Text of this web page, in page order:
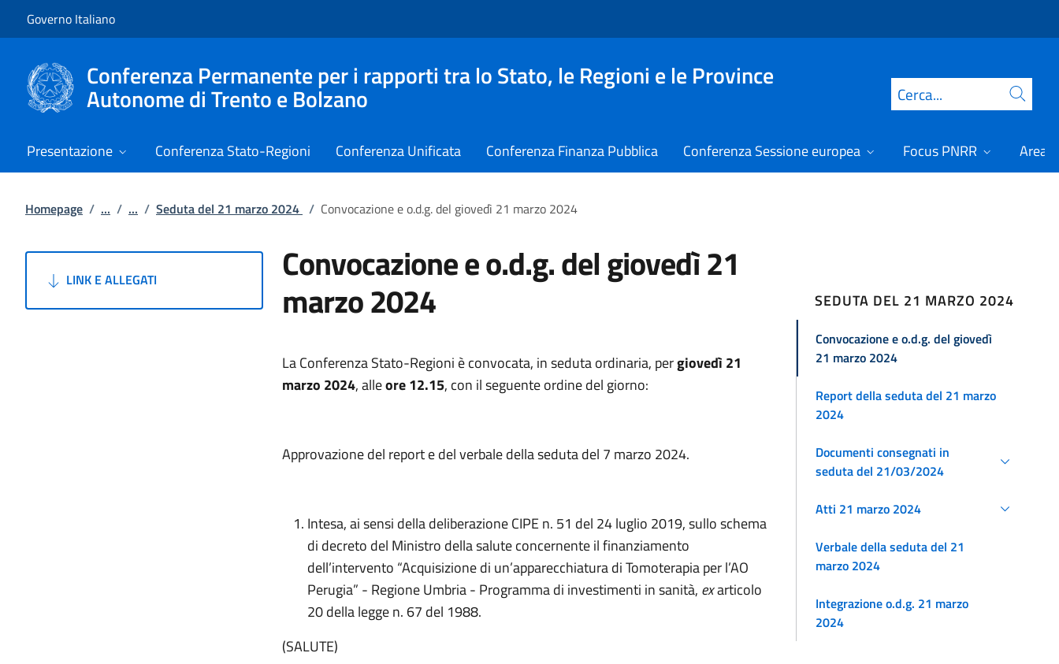
Governo Italiano
Conferenza Permanente per i rapporti tra lo Stato, le Regioni e le Province
Autonome di Trento e Bolzano Cerca
Presentazione Conferenza Stato-Regioni Conferenza Unificata Conferenza Finanza Pubblica Conferenza Sessione europea Focus PNRR Area
Homepage / ... / ... / Seduta del 21 marzo 2024 / Convocazione e o.d.g. del giovedì 21 marzo 2024
LINK E ALLEGATI Convocazione e o.d.g. del giovedì 21
marzo 2024
La Conferenza Stato-Regioni è convocata, in seduta ordinaria, pergiovedì 21
marzo 2024, alleore12.15, con il seguente ordine del giorno:
Approvazione del report e del verbale della seduta del 7 marzo 2024.
Intesa, ai sensi della deliberazione CIPE n. 51 del 24 luglio 2019, sullo schema
di decreto del Ministro della salute concernente il finanziamento
dell’intervento “Acquisizione di un’apparecchiatura di Tomoterapia per l’AO
Perugia” - Regione Umbria - Programma di investimenti in sanità, exarticolo
20 della legge n. 67 del 1988.
(SALUTE)
SEDUTA DEL 21 MARZO 2024
Convocazione e o.d.g. del giovedì
21 marzo 2024
Report della seduta del 21 marzo
2024
Documenti consegnati in
seduta del 21/03/2024
Atti 21 marzo 2024
Verbale della seduta del 21
marzo 2024
Integrazione o.d.g. 21 marzo
2024